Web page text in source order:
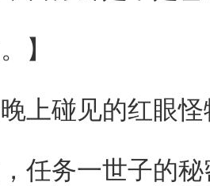
】
碰见的红眼怪
务一世子的秘